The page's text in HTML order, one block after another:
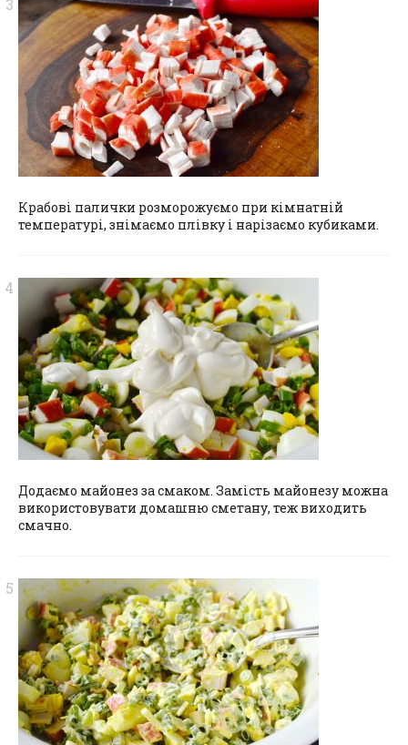
Крабові палички розморожуємо при кімнатній
температурі, знімаємо плівку і нарізаємо кубиками.
Додаємо майонез за смаком. Замість майонезу можна
використовувати домашню сметану, теж виходить
смачно.